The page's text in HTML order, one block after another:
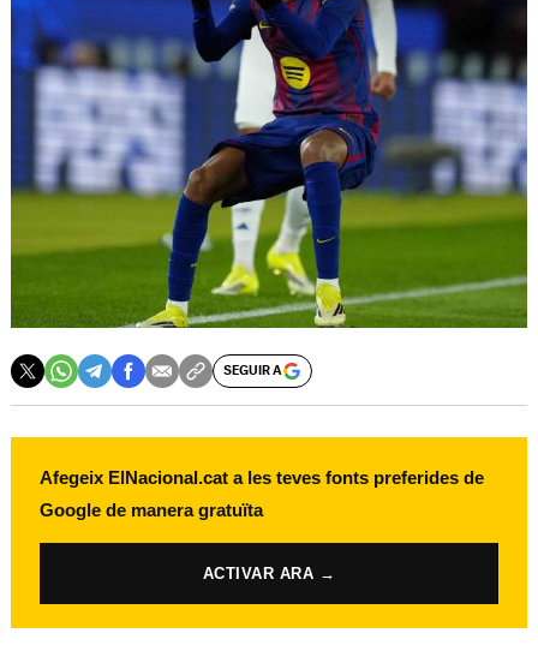
SEGUIR A
Afegeix ElNacional.cat a les teves fonts preferides de
Google de manera gratuïta
ACTIVAR ARA →